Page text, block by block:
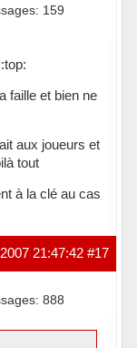
159
faille et bien ne
aux joueurs et
tout
à la clé au cas
#17
21:47:42
888